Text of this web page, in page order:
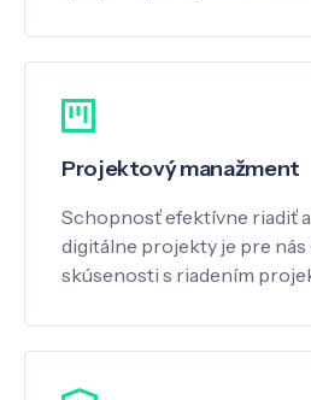
Projektový manažment
Schopnosť efektívne riadiť
digitálne projekty je pre nás
skúsenosti s riadením